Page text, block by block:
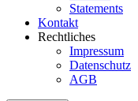
Statements
Kontakt
Rechtliches
Impressum
Datenschutz
AGB